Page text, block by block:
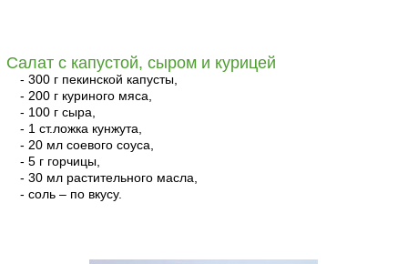
Салат с капустой, сыром и курицей
- 300 г пекинской капусты,
- 200 г куриного мяса,
- 100 г сыра,
- 1 ст.ложка кунжута,
- 20 мл соевого соуса,
- 5 г горчицы,
- 30 мл растительного масла,
- соль – по вкусу.